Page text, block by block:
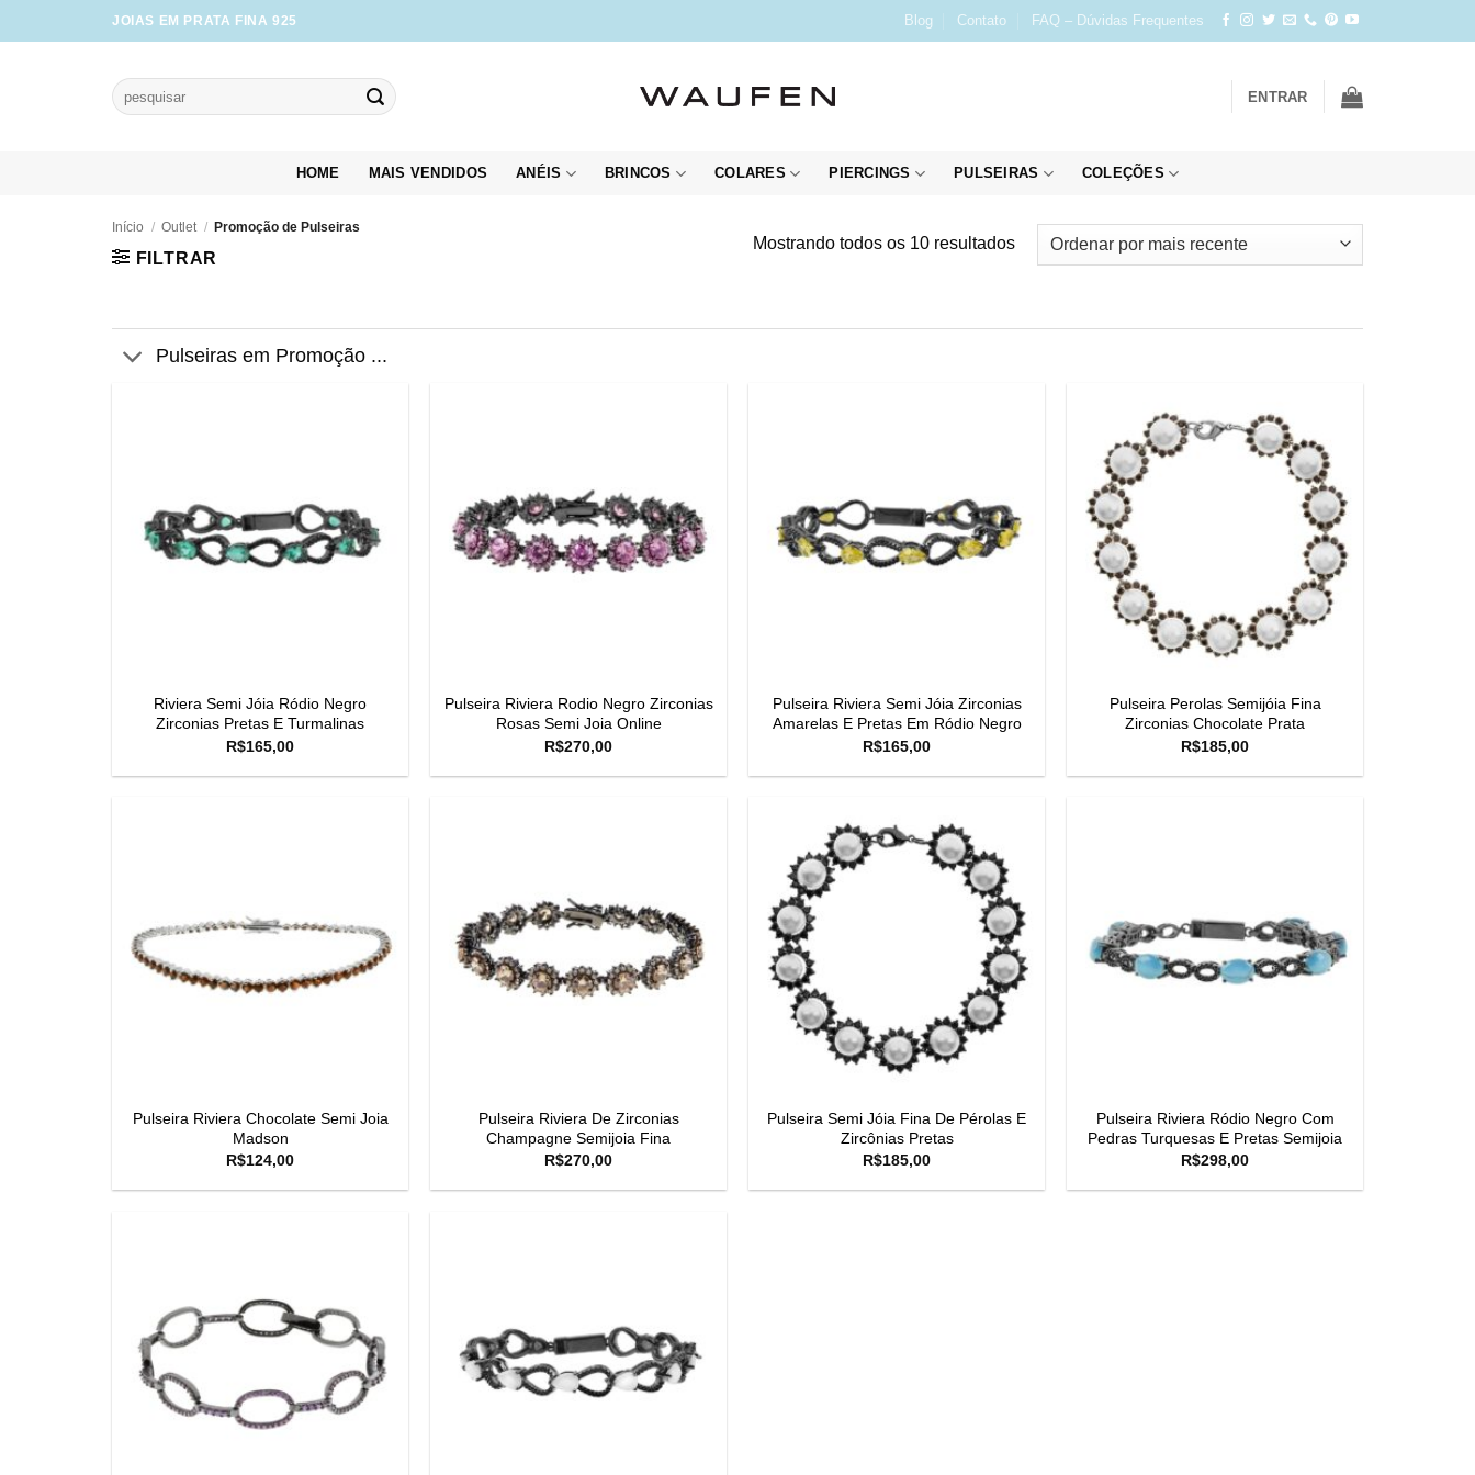
to
JOIAS EM PRATA FINA 925 Blog Contato FAQ – Dúvidas Frequentes
Pesquisar
por:
ENTRAR
HOME MAIS VENDIDOS ANÉIS BRINCOS COLARES PIERCINGS PULSEIRAS COLEÇÕES
Início / Outlet / Promoção de Pulseiras
FILTRAR
Mostrando todos os 10 resultadosClassificado
por
recente
Pulseiras em Promoção ...
Riviera Semi Jóia Ródio Negro
Zirconias Pretas E Turmalinas
R$165,00
Pulseira Riviera Rodio Negro Zirconias
Rosas Semi Joia Online
R$270,00
Pulseira Riviera Semi Jóia Zirconias
Amarelas E Pretas Em Ródio Negro
R$165,00
Pulseira Perolas Semijóia Fina
Zirconias Chocolate Prata
R$185,00
Pulseira Riviera Chocolate Semi Joia
Madson
R$124,00
Pulseira Riviera De Zirconias
Champagne Semijoia Fina
R$270,00
Pulseira Semi Jóia Fina De Pérolas E
Zircônias Pretas
R$185,00
Pulseira Riviera Ródio Negro Com
Pedras Turquesas E Pretas Semijoia
R$298,00